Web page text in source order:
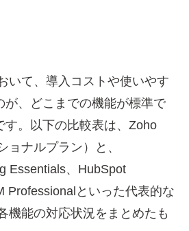
いて、導入コストや使いやす
が、どこまでの機能が標準で
す。以下の比較表は、Zoho
ョナルプラン）と、
Essentials、HubSpot
Professionalといった代表的な
機能の対応状況をまとめたも